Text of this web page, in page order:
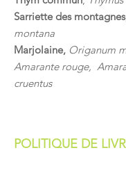
Sarriette des montagnes,
montana
Marjolaine, Origanum
Amarante rouge,
cruentus
POLITIQUE DE